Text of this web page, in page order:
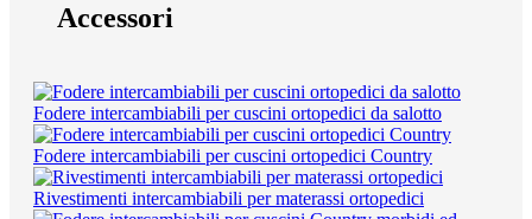
Accessori
Fodere intercambiabili per cuscini ortopedici da salotto
Fodere intercambiabili per cuscini ortopedici Country
Rivestimenti intercambiabili per materassi ortopedici